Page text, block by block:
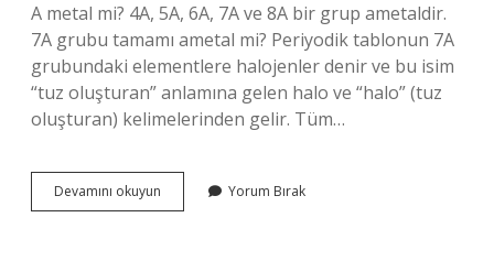
A metal mi? 4A, 5A, 6A, 7A ve 8A bir grup ametaldir.
7A grubu tamamı ametal mi? Periyodik tablonun 7A
grubundaki elementlere halojenler denir ve bu isim
“tuz oluşturan” anlamına gelen halo ve “halo” (tuz
oluşturan) kelimelerinden gelir. Tüm…
Devamını okuyun
Grup
Yorum Bırak